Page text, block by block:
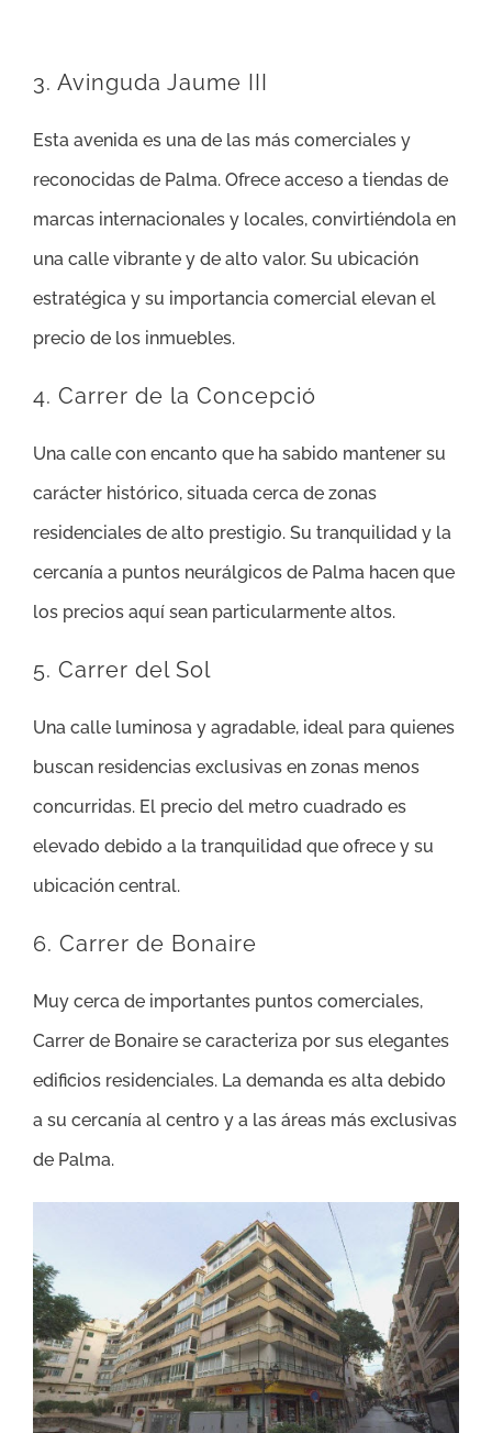
3. Avinguda Jaume III
Esta avenida es una de las más comerciales y
reconocidas de Palma. Ofrece acceso a tiendas de
marcas internacionales y locales, convirtiéndola en
una calle vibrante y de alto valor. Su ubicación
estratégica y su importancia comercial elevan el
precio de los inmuebles.
4. Carrer de la Concepció
Una calle con encanto que ha sabido mantener su
carácter histórico, situada cerca de zonas
residenciales de alto prestigio. Su tranquilidad y la
cercanía a puntos neurálgicos de Palma hacen que
los precios aquí sean particularmente altos.
5. Carrer del Sol
Una calle luminosa y agradable, ideal para quienes
buscan residencias exclusivas en zonas menos
concurridas. El precio del metro cuadrado es
elevado debido a la tranquilidad que ofrece y su
ubicación central.
6. Carrer de Bonaire
Muy cerca de importantes puntos comerciales,
Carrer de Bonaire se caracteriza por sus elegantes
edificios residenciales. La demanda es alta debido
a su cercanía al centro y a las áreas más exclusivas
de Palma.